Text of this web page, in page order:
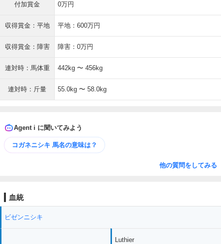
付加賞金 0万円
収得賞金：平地 平地：600万円
収得賞金：障害 障害：0万円
連対時：馬体重 442kg 〜 456kg
連対時：斤量 55.0kg 〜 58.0kg
Agent i に聞いてみよう
コガネニシキ 馬名の意味は？
他の質問をしてみる
血統
ビゼンニシキ
Luthier